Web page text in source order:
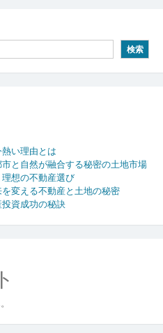
検索
い理由とは
と自然が融合する秘密の土地市場
想の不動産選び
変える不動産と土地の秘密
資成功の秘訣